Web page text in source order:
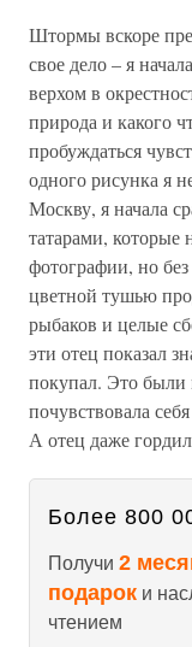
Штормы вскоре
свое дело – я
верхом в
природа и какого
пробуждаться
одного рисунка я
Москву, я начала
татарами, которые
фотографии, но
цветной тушью
рыбаков и целые
эти отец показал
покупал. Это были
почувствовала
А отец даже
Более 800
Получи 2
подарок и
чтением